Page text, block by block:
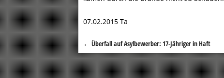
07.02.2015 Ta
Beitragsnavigation
← Überfall auf Asylbewerber: 17-Jähriger in Haft